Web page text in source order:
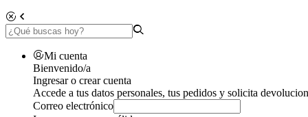
Mi cuenta
Bienvenido/a
Ingresar o crear cuenta
Accede a tus datos personales, tus pedidos y solicita
Correo electrónico